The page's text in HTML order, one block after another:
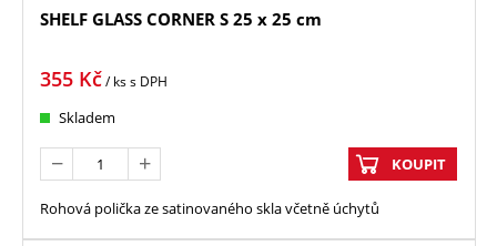
SHELF GLASS CORNER S 25 x 25 cm
355 Kč/ kss DPH
Skladem
KOUPIT
Rohová polička ze satinovaného skla včetně úchytů